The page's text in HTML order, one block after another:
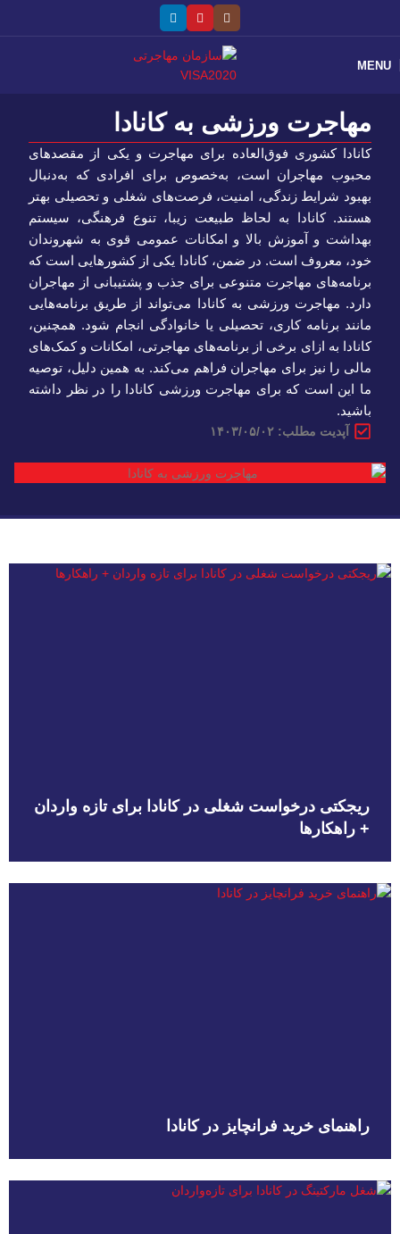
MENU
مهاجرت ورزشی به کانادا
کانادا کشوری فوق‌العاده برای مهاجرت و یکی از مقصدهای
محبوب مهاجران است، به‌خصوص برای افرادی که به‌دنبال
بهبود شرایط زندگی، امنیت، فرصت‌های شغلی و تحصیلی بهتر
هستند. کانادا به‌ لحاظ طبیعت زیبا، تنوع فرهنگی، سیستم
بهداشت و آموزش بالا و امکانات عمومی قوی به شهروندان
خود، معروف است. در ضمن، کانادا یکی از کشورهایی است که
برنامه‌های مهاجرت متنوعی برای جذب و پشتیبانی از مهاجران
دارد. مهاجرت ورزشی به کانادا می‌تواند از طریق برنامه‌هایی
مانند برنامه کاری، تحصیلی یا خانوادگی انجام شود. همچنین،
کانادا به ازای برخی از برنامه‌های مهاجرتی، امکانات و کمک‌های
مالی را نیز برای مهاجران فراهم می‌کند. به همین دلیل، توصیه
ما این است که برای مهاجرت ورزشی کانادا را در نظر داشته
باشید.
آپدیت مطلب: ۱۴۰۳/۰۵/۰۲
ریجکتی درخواست شغلی در کانادا برای تازه واردان
+ راهکارها
راهنمای خرید فرانچایز در کانادا